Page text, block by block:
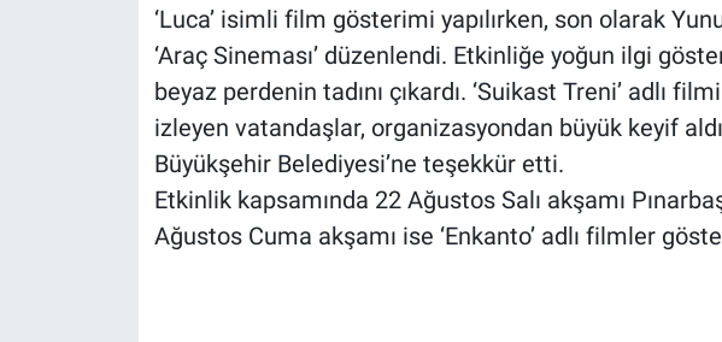
‘Luca’ isimli film gösterimi yapılırken, son olarak
‘Araç Sineması’ düzenlendi. Etkinliğe yoğun ilgi
beyaz perdenin tadını çıkardı. ‘Suikast Treni’ adlı
izleyen vatandaşlar, organizasyondan büyük keyif
Büyükşehir Belediyesi’ne teşekkür etti.
Etkinlik kapsamında 22 Ağustos Salı akşamı
Ağustos Cuma akşamı ise ‘Enkanto’ adlı filmler